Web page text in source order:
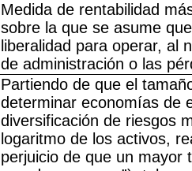
Medida de rentabilidad
sobre la que se asume
liberalidad para operar, al
de administración o las
Partiendo de que el
determinar economías de
diversificación de riesgos
logaritmo de los activos,
perjuicio de que un mayor